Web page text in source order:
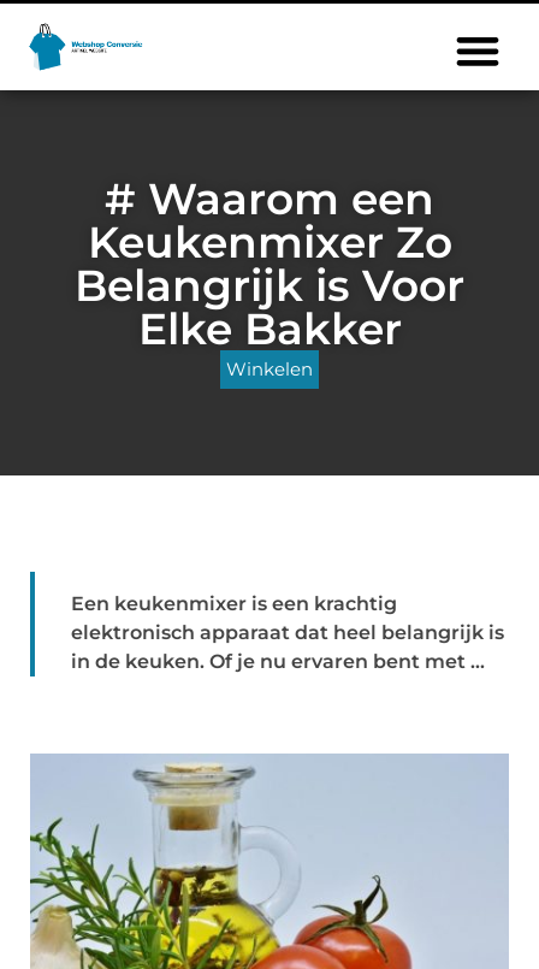
# Waarom een
Keukenmixer Zo
Belangrijk is Voor
Elke Bakker
Winkelen
Een keukenmixer is een krachtig
elektronisch apparaat dat heel belangrijk is
in de keuken. Of je nu ervaren bent met ...